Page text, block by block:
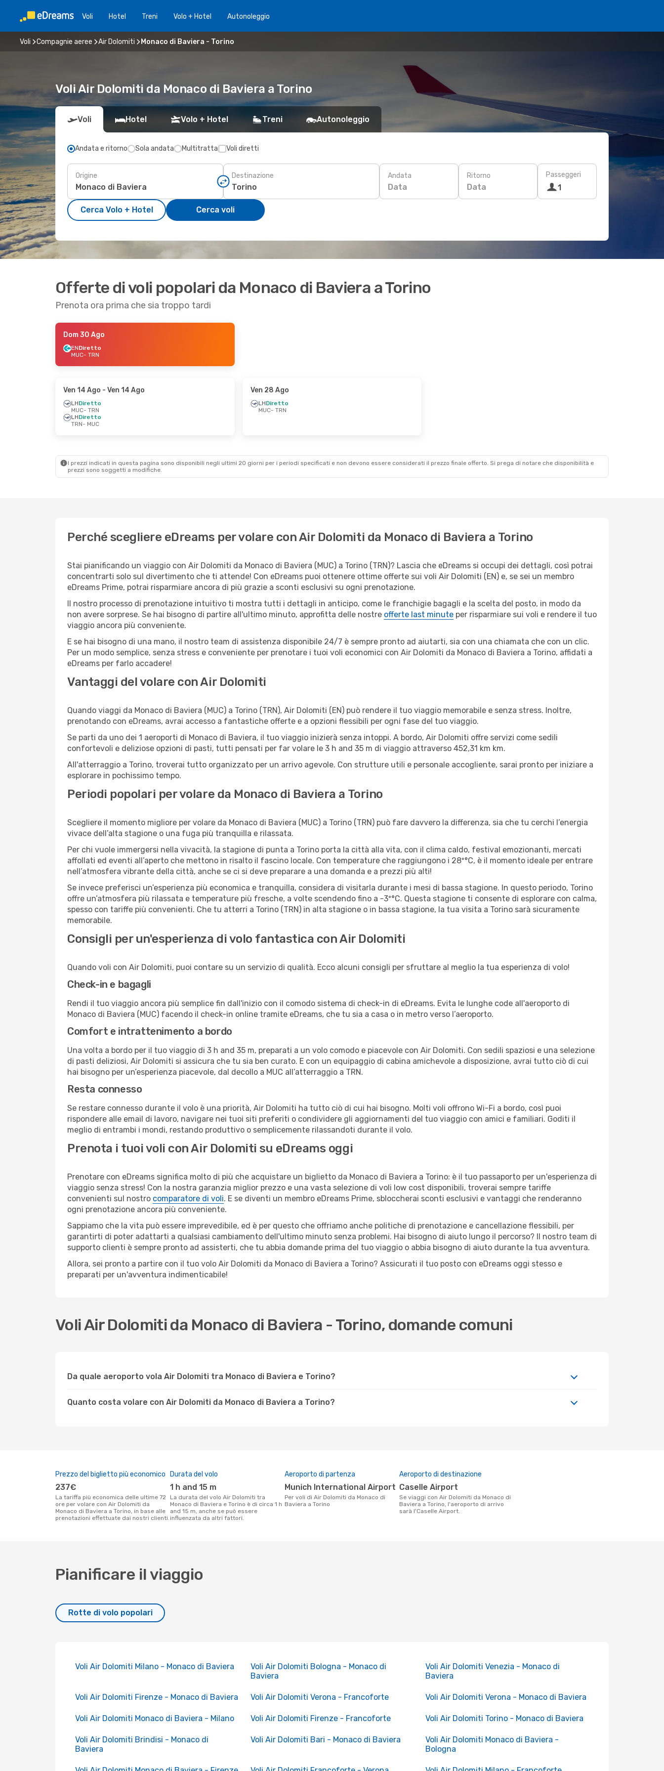
Voli Hotel Treni Volo + Hotel Autonoleggio
Voli Compagnie aeree Air Dolomiti Monaco di Baviera - Torino
Voli Air Dolomiti da Monaco di Baviera a Torino
Voli Hotel Volo + Hotel Treni Autonoleggio
Andata e ritorno Sola andata Multitratta Voli diretti
Origine Destinazione Andata
Data
Ritorno
Data
Passeggeri
1
Cerca Volo + Hotel Cerca voli
Offerte di voli popolari da Monaco di Baviera a Torino
Prenota ora prima che sia troppo tardi
Dom 30 Ago
ENDiretto
MUC- TRN
Ven 14 Ago - Ven 14 Ago
LHDiretto
MUC- TRN
LHDiretto
TRN- MUC
Ven 28 Ago
LHDiretto
MUC- TRN
I prezzi indicati in questa pagina sono disponibili negli ultimi 20 giorni per i periodi specificati e non devono essere considerati il ​​prezzo finale offerto. Si prega di notare che disponibilità e
prezzi sono soggetti a modifiche.
Perché scegliere eDreams per volare con Air Dolomiti da Monaco di Baviera a Torino
Stai pianificando un viaggio con Air Dolomiti da Monaco di Baviera (MUC) a Torino (TRN)? Lascia che eDreams si occupi dei dettagli, così potrai
concentrarti solo sul divertimento che ti attende! Con eDreams puoi ottenere ottime offerte sui voli Air Dolomiti (EN) e, se sei un membro
eDreams Prime, potrai risparmiare ancora di più grazie a sconti esclusivi su ogni prenotazione.
Il nostro processo di prenotazione intuitivo ti mostra tutti i dettagli in anticipo, come le franchigie bagagli e la scelta del posto, in modo da
non avere sorprese. Se hai bisogno di partire all'ultimo minuto, approfitta delle nostre offerte last minute per risparmiare sui voli e rendere il tuo
viaggio ancora più conveniente.
E se hai bisogno di una mano, il nostro team di assistenza disponibile 24/7 è sempre pronto ad aiutarti, sia con una chiamata che con un clic.
Per un modo semplice, senza stress e conveniente per prenotare i tuoi voli economici con Air Dolomiti da Monaco di Baviera a Torino, affidati a
eDreams per farlo accadere!
Vantaggi del volare con Air Dolomiti
Quando viaggi da Monaco di Baviera (MUC) a Torino (TRN), Air Dolomiti (EN) può rendere il tuo viaggio memorabile e senza stress. Inoltre,
prenotando con eDreams, avrai accesso a fantastiche offerte e a opzioni flessibili per ogni fase del tuo viaggio.
Se parti da uno dei 1 aeroporti di Monaco di Baviera, il tuo viaggio inizierà senza intoppi. A bordo, Air Dolomiti offre servizi come sedili
confortevoli e deliziose opzioni di pasti, tutti pensati per far volare le 3 h and 35 m di viaggio attraverso 452,31 km km.
All'atterraggio a Torino, troverai tutto organizzato per un arrivo agevole. Con strutture utili e personale accogliente, sarai pronto per iniziare a
esplorare in pochissimo tempo.
Periodi popolari per volare da Monaco di Baviera a Torino
Scegliere il momento migliore per volare da Monaco di Baviera (MUC) a Torino (TRN) può fare davvero la differenza, sia che tu cerchi l’energia
vivace dell’alta stagione o una fuga più tranquilla e rilassata.
Per chi vuole immergersi nella vivacità, la stagione di punta a Torino porta la città alla vita, con il clima caldo, festival emozionanti, mercati
affollati ed eventi all’aperto che mettono in risalto il fascino locale. Con temperature che raggiungono i 28º°C, è il momento ideale per entrare
nell’atmosfera vibrante della città, anche se ci si deve preparare a una domanda e a prezzi più alti!
Se invece preferisci un’esperienza più economica e tranquilla, considera di visitarla durante i mesi di bassa stagione. In questo periodo, Torino
offre un’atmosfera più rilassata e temperature più fresche, a volte scendendo fino a -3º°C. Questa stagione ti consente di esplorare con calma,
spesso con tariffe più convenienti. Che tu atterri a Torino (TRN) in alta stagione o in bassa stagione, la tua visita a Torino sarà sicuramente
memorabile.
Consigli per un'esperienza di volo fantastica con Air Dolomiti
Quando voli con Air Dolomiti, puoi contare su un servizio di qualità. Ecco alcuni consigli per sfruttare al meglio la tua esperienza di volo!
Check-in e bagagli
Rendi il tuo viaggio ancora più semplice fin dall'inizio con il comodo sistema di check-in di eDreams. Evita le lunghe code all'aeroporto di
Monaco di Baviera (MUC) facendo il check-in online tramite eDreams, che tu sia a casa o in metro verso l’aeroporto.
Comfort e intrattenimento a bordo
Una volta a bordo per il tuo viaggio di 3 h and 35 m, preparati a un volo comodo e piacevole con Air Dolomiti. Con sedili spaziosi e una selezione
di pasti deliziosi, Air Dolomiti si assicura che tu sia ben curato. E con un equipaggio di cabina amichevole a disposizione, avrai tutto ciò di cui
hai bisogno per un’esperienza piacevole, dal decollo a MUC all’atterraggio a TRN.
Resta connesso
Se restare connesso durante il volo è una priorità, Air Dolomiti ha tutto ciò di cui hai bisogno. Molti voli offrono Wi-Fi a bordo, così puoi
rispondere alle email di lavoro, navigare nei tuoi siti preferiti o condividere gli aggiornamenti del tuo viaggio con amici e familiari. Goditi il
meglio di entrambi i mondi, restando produttivo o semplicemente rilassandoti durante il volo.
Prenota i tuoi voli con Air Dolomiti su eDreams oggi
Prenotare con eDreams significa molto di più che acquistare un biglietto da Monaco di Baviera a Torino: è il tuo passaporto per un'esperienza di
viaggio senza stress! Con la nostra garanzia miglior prezzo e una vasta selezione di voli low cost disponibili, troverai sempre tariffe
convenienti sul nostro comparatore di voli. E se diventi un membro eDreams Prime, sbloccherai sconti esclusivi e vantaggi che renderanno
ogni prenotazione ancora più conveniente.
Sappiamo che la vita può essere imprevedibile, ed è per questo che offriamo anche politiche di prenotazione e cancellazione flessibili, per
garantirti di poter adattarti a qualsiasi cambiamento dell'ultimo minuto senza problemi. Hai bisogno di aiuto lungo il percorso? Il nostro team di
supporto clienti è sempre pronto ad assisterti, che tu abbia domande prima del tuo viaggio o abbia bisogno di aiuto durante la tua avventura.
Allora, sei pronto a partire con il tuo volo Air Dolomiti da Monaco di Baviera a Torino? Assicurati il tuo posto con eDreams oggi stesso e
preparati per un'avventura indimenticabile!
Voli Air Dolomiti da Monaco di Baviera - Torino, domande comuni
Da quale aeroporto vola Air Dolomiti tra Monaco di Baviera e Torino?
Quanto costa volare con Air Dolomiti da Monaco di Baviera a Torino?
Prezzo del biglietto più economico
237€
La tariffa più economica delle ultime 72
ore per volare con Air Dolomiti da
Monaco di Baviera a Torino, in base alle
prenotazioni effettuate dai nostri clienti.
Durata del volo
1 h and 15 m
La durata del volo Air Dolomiti tra
Monaco di Baviera e Torino è di circa 1 h
and 15 m, anche se può essere
influenzata da altri fattori.
Aeroporto di partenza
Munich International Airport
Per voli di Air Dolomiti da Monaco di
Baviera a Torino
Aeroporto di destinazione
Caselle Airport
Se viaggi con Air Dolomiti da Monaco di
Baviera a Torino, l'aeroporto di arrivo
sarà l'Caselle Airport.
Pianificare il viaggio
Rotte di volo popolari
Voli Air Dolomiti Milano - Monaco di Baviera
Voli Air Dolomiti Bologna - Monaco di
Baviera
Voli Air Dolomiti Venezia - Monaco di
Baviera
Voli Air Dolomiti Firenze - Monaco di Baviera Voli Air Dolomiti Verona - Francoforte Voli Air Dolomiti Verona - Monaco di Baviera
Voli Air Dolomiti Monaco di Baviera - Milano Voli Air Dolomiti Firenze - Francoforte Voli Air Dolomiti Torino - Monaco di Baviera
Voli Air Dolomiti Brindisi - Monaco di
Baviera
Voli Air Dolomiti Bari - Monaco di Baviera
Voli Air Dolomiti Monaco di Baviera -
Bologna